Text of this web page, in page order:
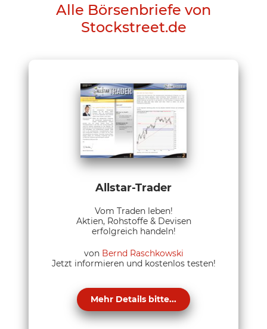
Alle Börsenbriefe von
Stockstreet.de
Allstar-Trader
Vom Traden leben!
Aktien, Rohstoffe & Devisen
erfolgreich handeln!
von Bernd Raschkowski
Jetzt informieren und kostenlos testen!
Mehr Details bitte...